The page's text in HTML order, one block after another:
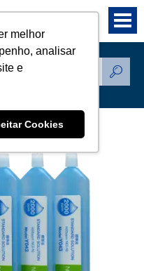
melhor
analisar
e
Cookies